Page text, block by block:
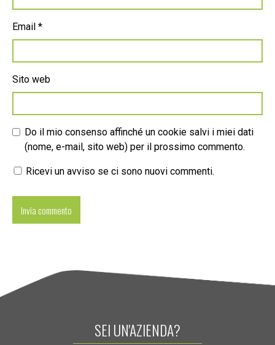
Email *
Sito web
Do il mio consenso affinché un cookie salvi i miei dati
(nome, e-mail, sito web) per il prossimo commento.
Ricevi un avviso se ci sono nuovi commenti.
SEI UN'AZIENDA?